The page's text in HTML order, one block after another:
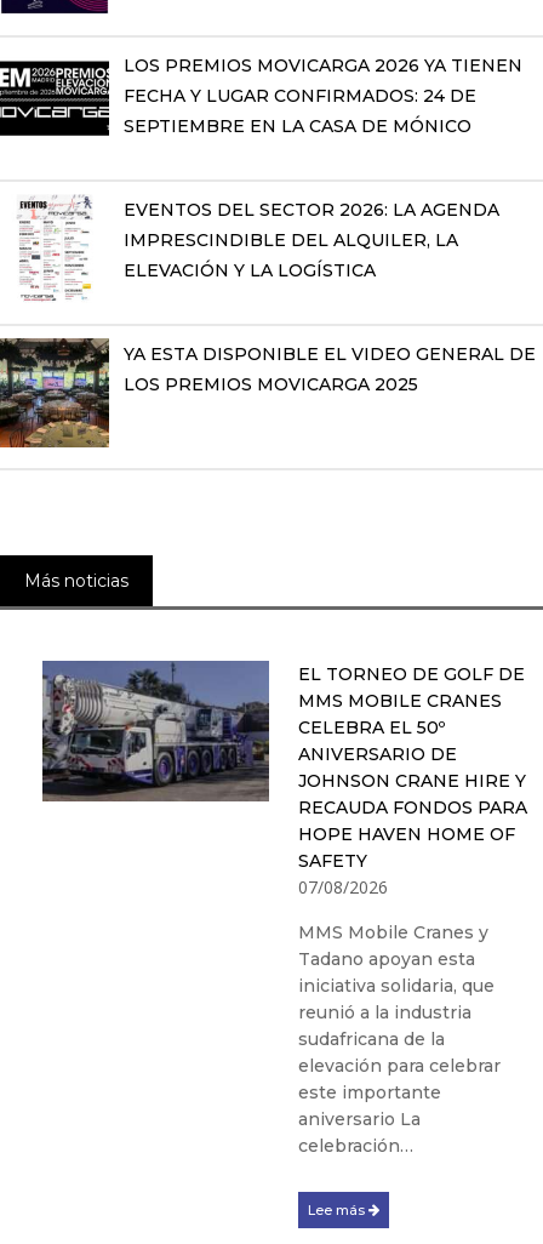
LOS PREMIOS MOVICARGA 2026 YA TIENEN
FECHA Y LUGAR CONFIRMADOS: 24 DE
SEPTIEMBRE EN LA CASA DE MÓNICO
EVENTOS DEL SECTOR 2026: LA AGENDA
IMPRESCINDIBLE DEL ALQUILER, LA
ELEVACIÓN Y LA LOGÍSTICA
YA ESTA DISPONIBLE EL VIDEO GENERAL DE
LOS PREMIOS MOVICARGA 2025
Más noticias
EL TORNEO DE GOLF DE
MMS MOBILE CRANES
CELEBRA EL 50º
ANIVERSARIO DE
JOHNSON CRANE HIRE Y
RECAUDA FONDOS PARA
HOPE HAVEN HOME OF
SAFETY
07/08/2026
MMS Mobile Cranes y
Tadano apoyan esta
iniciativa solidaria, que
reunió a la industria
sudafricana de la
elevación para celebrar
este importante
aniversario La
celebración…
Lee más